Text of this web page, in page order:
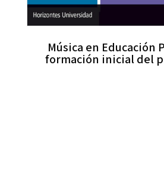
Música en Educación
formación inicial del